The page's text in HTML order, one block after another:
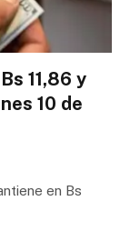
11,86 y
10 de
en Bs